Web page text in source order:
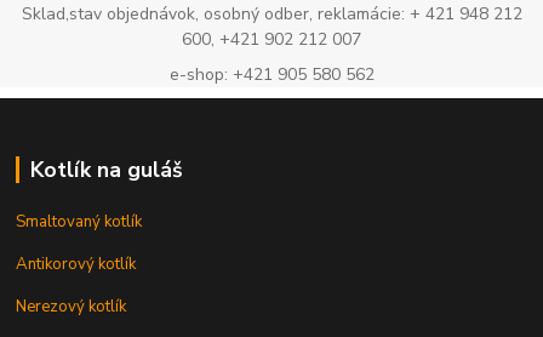
Sklad,stav objednávok, osobný odber, reklamácie: + 421 948 212
600, +421 902 212 007
e-shop: +421 905 580 562
Kotlík na guláš
Smaltovaný kotlík
Antikorový kotlík
Nerezový kotlík